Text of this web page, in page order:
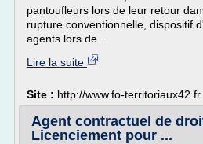
pantoufleurs lors de leur retour
rupture conventionnelle, dispositif
agents lors de...
Lire la suite
Site : http://www.fo-territoriaux42.fr
Agent contractuel de
Licenciement pour ...